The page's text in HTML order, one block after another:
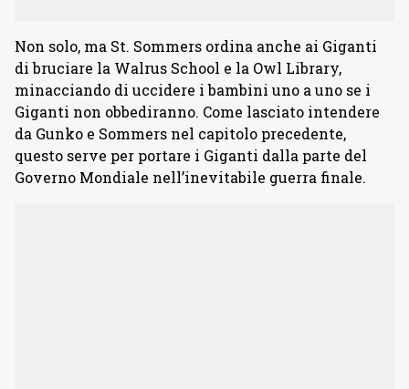
Non solo, ma St. Sommers ordina anche ai Giganti
di bruciare la Walrus School e la Owl Library,
minacciando di uccidere i bambini uno a uno se i
Giganti non obbediranno. Come lasciato intendere
da Gunko e Sommers nel capitolo precedente,
questo serve per portare i Giganti dalla parte del
Governo Mondiale nell’inevitabile guerra finale.